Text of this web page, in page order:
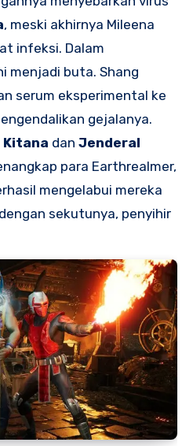
, meski akhirnya Mileena
infeksi. Dalam
menjadi buta. Shang
serum eksperimental ke
gejalanya.
Kitana dan Jenderal
para Earthrealmer,
mengelabui mereka
sekutunya, penyihir